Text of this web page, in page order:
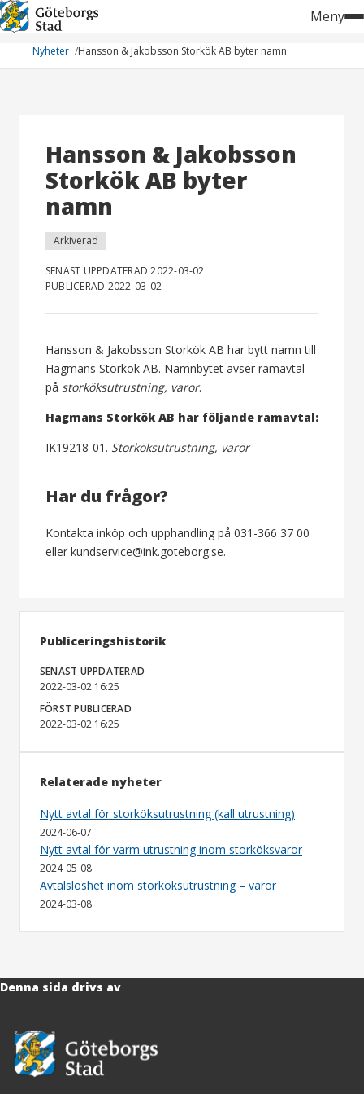
Hoppa
till
innehåll
Meny
Nyheter Hansson & Jakobsson Storkök AB byter namn
Hansson & Jakobsson
Storkök AB byter
namn
Arkiverad
SENAST UPPDATERAD 2022-03-02
PUBLICERAD 2022-03-02
Hansson & Jakobsson Storkök AB har bytt namn till
Hagmans Storkök AB. Namnbytet avser ramavtal
på storköksutrustning, varor.
Hagmans Storkök AB har följande ramavtal:
IK19218-01. Storköksutrustning, varor
Har du frågor?
Kontakta inköp och upphandling på 031-366 37 00
eller kundservice@ink.goteborg.se.
Publiceringshistorik
SENAST UPPDATERAD
2022-03-02 16:25
FÖRST PUBLICERAD
2022-03-02 16:25
Relaterade nyheter
Nytt avtal för storköksutrustning (kall utrustning)
2024-06-07
Nytt avtal för varm utrustning inom storköksvaror
2024-05-08
Avtalslöshet inom storköksutrustning – varor
2024-03-08
Denna sida drivs av